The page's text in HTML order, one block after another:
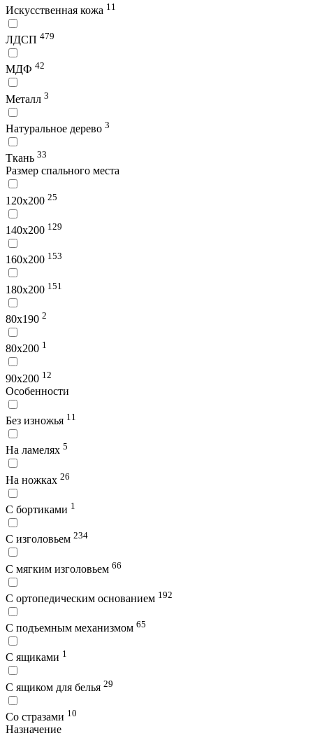
Искусственная кожа 11
ЛДСП 479
МДФ 42
Металл 3
Натуральное дерево 3
Ткань 33
Размер спального места
120х200 25
140х200 129
160х200 153
180х200 151
80х190 2
80х200 1
90х200 12
Особенности
Без изножья 11
На ламелях 5
На ножках 26
С бортиками 1
С изголовьем 234
С мягким изголовьем 66
С ортопедическим основанием 192
С подъемным механизмом 65
С ящиками 1
С ящиком для белья 29
Со стразами 10
Назначение